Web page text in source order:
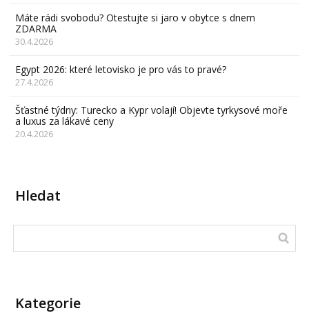
Máte rádi svobodu? Otestujte si jaro v obytce s dnem
ZDARMA
30.4.2026
Egypt 2026: které letovisko je pro vás to pravé?
27.4.2026
Šťastné týdny: Turecko a Kypr volají! Objevte tyrkysové moře
a luxus za lákavé ceny
20.4.2026
Hledat
Kategorie